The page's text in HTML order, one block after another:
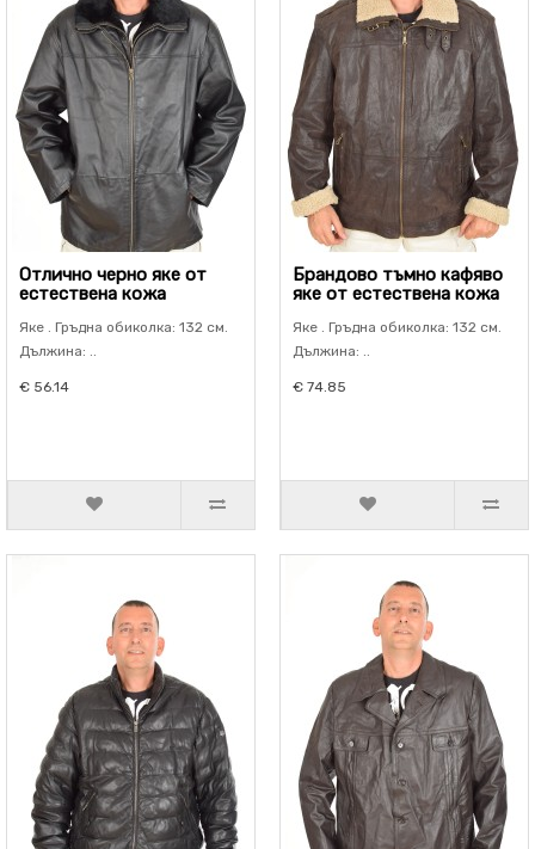
Отлично черно яке от
естествена кожа
Яке . Гръдна обиколка: 132 см.
Дължина: ..
€ 56.14
Брандово тъмно кафяво
яке от естествена кожа
Яке . Гръдна обиколка: 132 см.
Дължина: ..
€ 74.85